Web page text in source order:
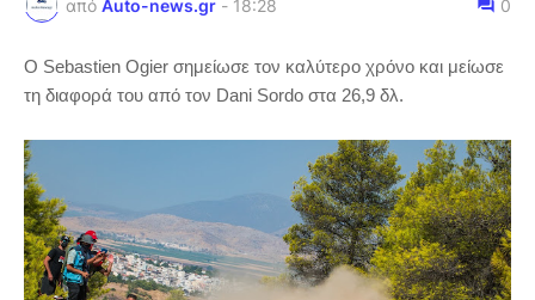
από Auto-news.gr - 18:28 0
Ο Sebastien Ogier σημείωσε τον καλύτερο χρόνο και μείωσε
τη διαφορά του από τον Dani Sordo στα 26,9 δλ.